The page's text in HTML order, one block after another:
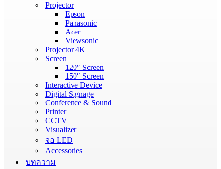
Projector
Epson
Panasonic
Acer
Viewsonic
Projector 4K
Screen
120″ Screen
150″ Screen
Interactive Device
Digital Signage
Conference & Sound
Printer
CCTV
Visualizer
จอ LED
Accessories
บทความ